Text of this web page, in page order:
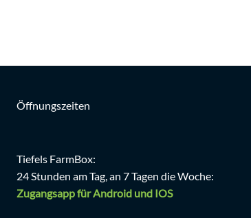
Öffnungszeiten
Tiefels FarmBox:
24 Stunden am Tag, an 7 Tagen die Woche:
Zugangsapp für Android und IOS